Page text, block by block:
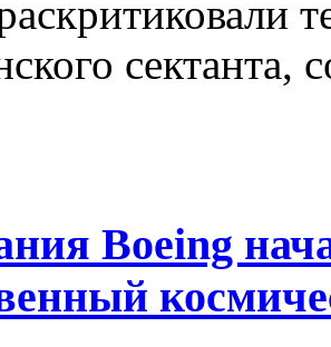
сектанта,
Boeing